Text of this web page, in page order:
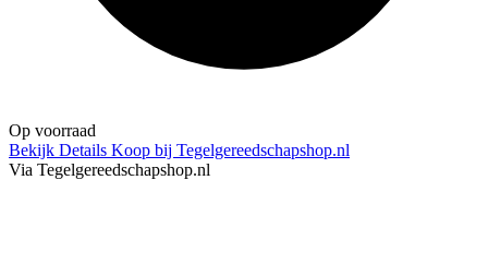
Op voorraad
Bekijk Details Koop bij Tegelgereedschapshop.nl
Via Tegelgereedschapshop.nl